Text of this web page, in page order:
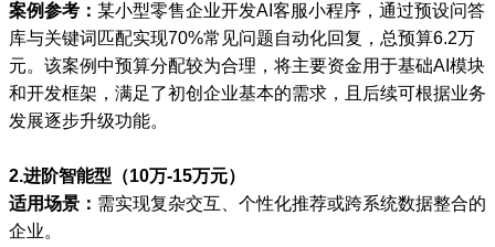
案例参考： 某小型零售企业开发AI客服小程序，通过预设问答
库与关键词匹配实现70%常见问题自动化回复，总预算6.2万
元。该案例中预算分配较为合理，将主要资金用于基础AI模块
和开发框架，满足了初创企业基本的需求，且后续可根据业务
发展逐步升级功能。
2.进阶智能型（10万-15万元）
适用场景： 需实现复杂交互、个性化推荐或跨系统数据整合的
企业。